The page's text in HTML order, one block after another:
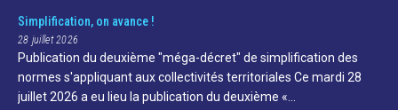
Simplification, on avance !
28 juillet 2026
Publication du deuxième "méga-décret" de simplification des
normes s'appliquant aux collectivités territoriales Ce mardi 28
juillet 2026 a eu lieu la publication du deuxième «…